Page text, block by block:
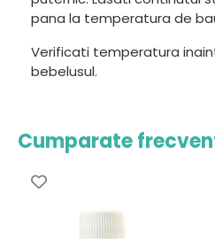
pana la temperatura de
Verificati temperatura
bebelusul.
Cumparate